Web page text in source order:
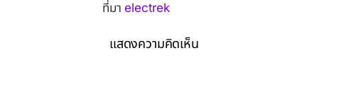
ที่มาelectrek
แสดงความคิดเห็น